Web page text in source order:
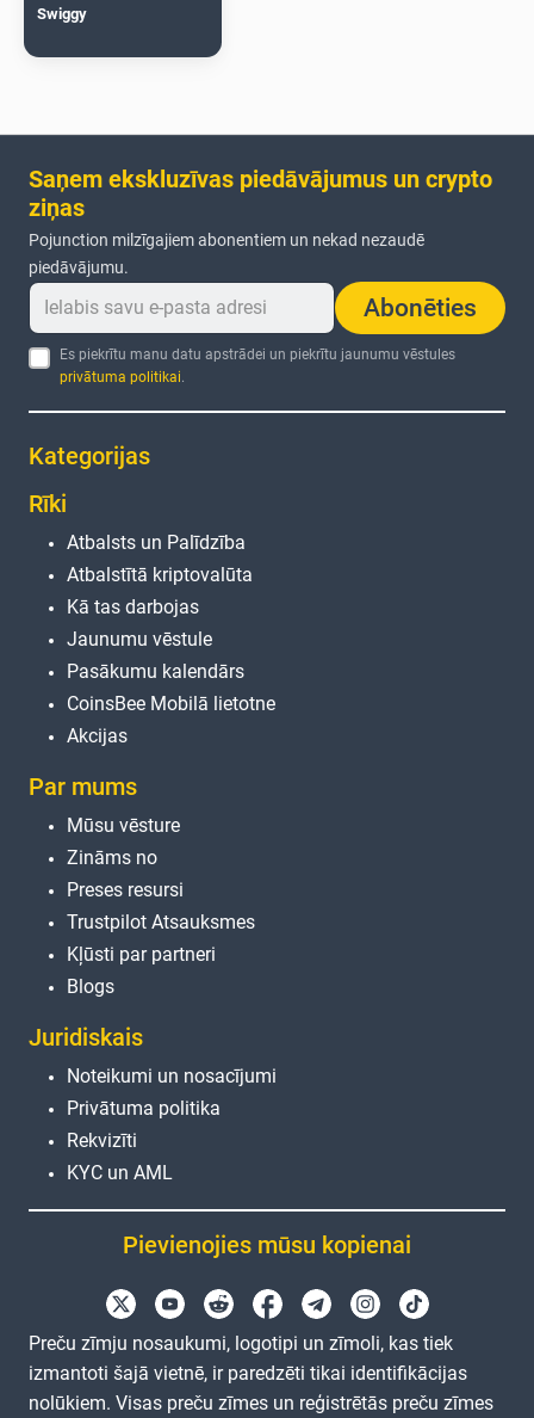
Swiggy
Saņem ekskluzīvas piedāvājumus un crypto
ziņas
Pojunction milzīgajiem abonentiem un nekad nezaudē
piedāvājumu.
Abonēties
Es piekrītu manu datu apstrādei un piekrītu jaunumu vēstules
privātuma politikai.
Kategorijas
Rīki
Atbalsts un Palīdzība
Atbalstītā kriptovalūta
Kā tas darbojas
Jaunumu vēstule
Pasākumu kalendārs
CoinsBee Mobilā lietotne
Akcijas
Par mums
Mūsu vēsture
Zināms no
Preses resursi
Trustpilot Atsauksmes
Kļūsti par partneri
Blogs
Juridiskais
Noteikumi un nosacījumi
Privātuma politika
Rekvizīti
KYC un AML
Pievienojies mūsu kopienai
Preču zīmju nosaukumi, logotipi un zīmoli, kas tiek
izmantoti šajā vietnē, ir paredzēti tikai identifikācijas
nolūkiem. Visas preču zīmes un reģistrētās preču zīmes